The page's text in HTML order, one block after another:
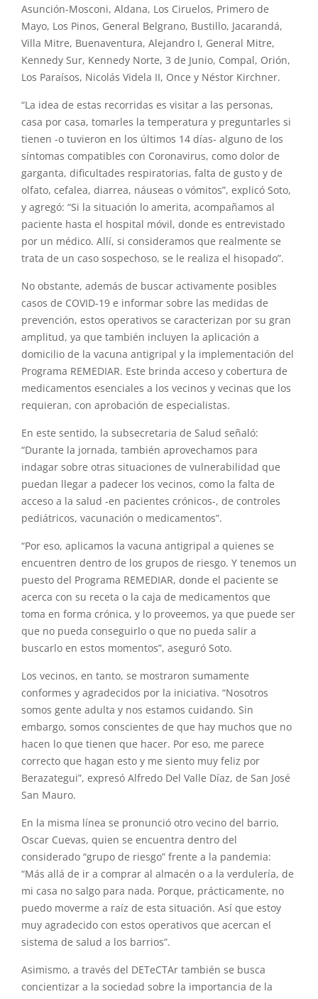
Asunción-Mosconi, Aldana, Los Ciruelos, Primero de
Mayo, Los Pinos, General Belgrano, Bustillo, Jacarandá,
Villa Mitre, Buenaventura, Alejandro I, General Mitre,
Kennedy Sur, Kennedy Norte, 3 de Junio, Compal, Orión,
Los Paraísos, Nicolás Videla II, Once y Néstor Kirchner.
“La idea de estas recorridas es visitar a las personas,
casa por casa, tomarles la temperatura y preguntarles si
tienen -o tuvieron en los últimos 14 días- alguno de los
síntomas compatibles con Coronavirus, como dolor de
garganta, dificultades respiratorias, falta de gusto y de
olfato, cefalea, diarrea, náuseas o vómitos”, explicó Soto,
y agregó: “Si la situación lo amerita, acompañamos al
paciente hasta el hospital móvil, donde es entrevistado
por un médico. Allí, si consideramos que realmente se
trata de un caso sospechoso, se le realiza el hisopado”.
No obstante, además de buscar activamente posibles
casos de COVID-19 e informar sobre las medidas de
prevención, estos operativos se caracterizan por su gran
amplitud, ya que también incluyen la aplicación a
domicilio de la vacuna antigripal y la implementación del
Programa REMEDIAR. Este brinda acceso y cobertura de
medicamentos esenciales a los vecinos y vecinas que los
requieran, con aprobación de especialistas.
En este sentido, la subsecretaria de Salud señaló:
“Durante la jornada, también aprovechamos para
indagar sobre otras situaciones de vulnerabilidad que
puedan llegar a padecer los vecinos, como la falta de
acceso a la salud -en pacientes crónicos-, de controles
pediátricos, vacunación o medicamentos”.
“Por eso, aplicamos la vacuna antigripal a quienes se
encuentren dentro de los grupos de riesgo. Y tenemos un
puesto del Programa REMEDIAR, donde el paciente se
acerca con su receta o la caja de medicamentos que
toma en forma crónica, y lo proveemos, ya que puede ser
que no pueda conseguirlo o que no pueda salir a
buscarlo en estos momentos”, aseguró Soto.
Los vecinos, en tanto, se mostraron sumamente
conformes y agradecidos por la iniciativa. “Nosotros
somos gente adulta y nos estamos cuidando. Sin
embargo, somos conscientes de que hay muchos que no
hacen lo que tienen que hacer. Por eso, me parece
correcto que hagan esto y me siento muy feliz por
Berazategui”, expresó Alfredo Del Valle Díaz, de San José
San Mauro.
En la misma línea se pronunció otro vecino del barrio,
Oscar Cuevas, quien se encuentra dentro del
considerado “grupo de riesgo” frente a la pandemia:
“Más allá de ir a comprar al almacén o a la verdulería, de
mi casa no salgo para nada. Porque, prácticamente, no
puedo moverme a raíz de esta situación. Así que estoy
muy agradecido con estos operativos que acercan el
sistema de salud a los barrios”.
Asimismo, a través del DETeCTAr también se busca
concientizar a la sociedad sobre la importancia de la